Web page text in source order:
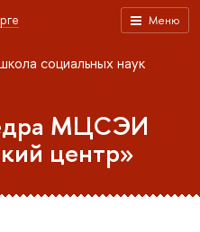
Меню
социальных наук
МЦСЭИ
центр»